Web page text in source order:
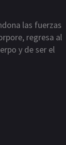
las fuerzas
regresa al
y de ser el